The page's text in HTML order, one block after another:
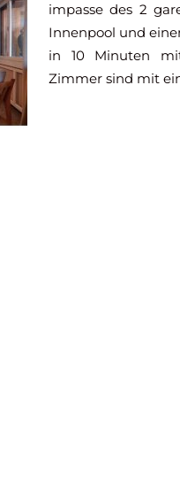
impasse des 2
Innenpool und
in 10 Minuten
Zimmer sind mit